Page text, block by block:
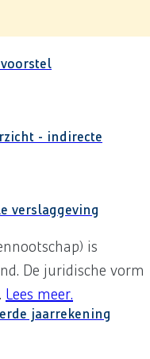
de pagina zal
- indirecte
verslaggeving
is
De juridische vorm
Lees meerover
.
jaarrekening